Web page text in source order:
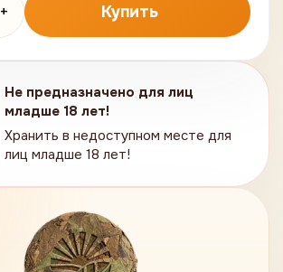
+ Купить
Не предназначено для лиц
младше 18 лет!
Хранить в недоступном месте для
лиц младше 18 лет!